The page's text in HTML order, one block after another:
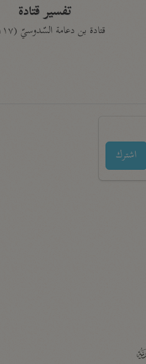
تفسير قتادة
قتادة بن دعامة السّدوسيّ (١١٧ هـ)
اشترك